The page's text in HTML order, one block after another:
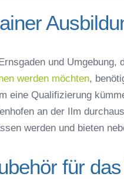
und Umgebung,
werden möchten,
eine Qualifizierung
an der Ilm
werden und bieten
für